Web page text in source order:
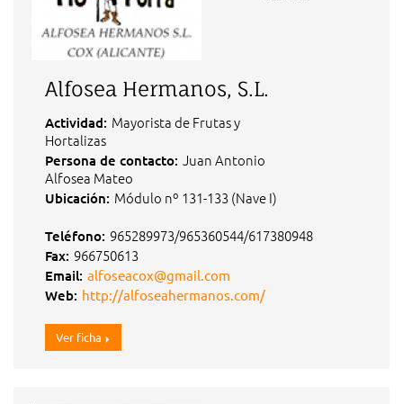
Alfosea Hermanos, S.L.
Actividad: Mayorista de Frutas y
Hortalizas
Persona de contacto: Juan Antonio
Alfosea Mateo
Ubicación: Módulo nº 131-133 (Nave I)
Teléfono: 965289973/965360544/617380948
Fax: 966750613
Email: alfoseacox@gmail.com
Web: http://alfoseahermanos.com/
Ver ficha